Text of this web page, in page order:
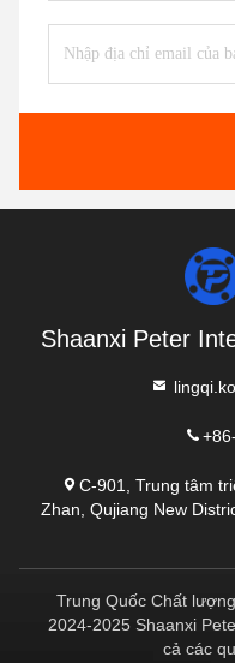
Shaanxi Peter
C-901, Trung tâm
Zhan, Qujiang New
Trung Quốc Chất
2024-2025 Shaanxi
cả các